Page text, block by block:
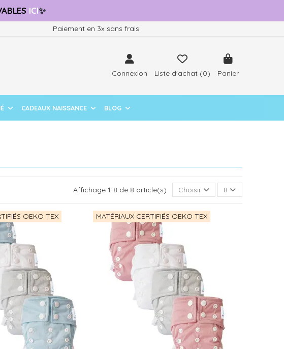
ICI✨
Paiement en 3x sans frais
Connexion Liste d'achat (0) Panier
CADEAUX NAISSANCE BLOG
Affichage 1-8 de 8 article(s) Choisir 8
OEKO TEX MATÉRIAUX CERTIFIÉS OEKO TEX